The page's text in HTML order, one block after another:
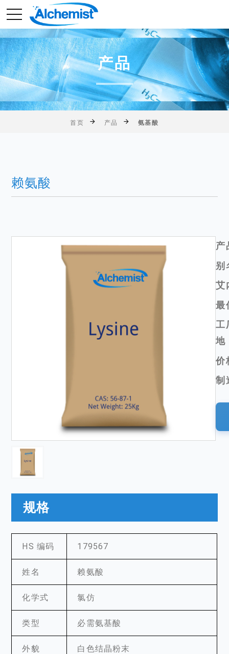
产品
首页 产品 氨基酸
赖氨酸
产
别
艾
最
工
地
价
制
规格
HS 编码 179567
姓名 赖氨酸
化学式 氯仿
类型 必需氨基酸
外貌 白色结晶粉末